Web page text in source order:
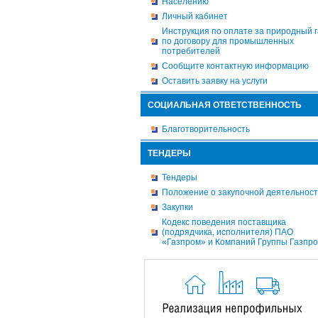
Личный кабинет
Инструкция по оплате за природный
по договору для промышленных
потребителей
Сообщите контактную информацию
Оставить заявку на услуги
СОЦИАЛЬНАЯ ОТВЕТСТВЕННОСТЬ
Благотворительность
ТЕНДЕРЫ
Тендеры
Положение о закупочной
Закупки
Кодекс поведения поставщика
(подрядчика, исполнителя) ПАО
«Газпром» и Компаний Группы